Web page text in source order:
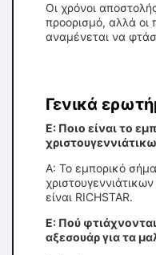
Οι χρόνοι
προορισμό, αλλά οι
αναμένεται να
Γενικά
Ε: Ποιο είναι το
Α: Το εμπορικό
είναι RICHSTAR.
Ε: Πού
αξεσουάρ για τα